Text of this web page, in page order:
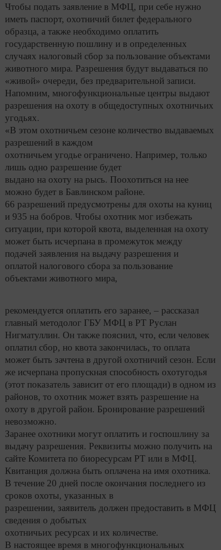
Чтобы подать заявление в МФЦ, при себе нужно
иметь паспорт, охотничий билет федерального
образца, а также необходимо оплатить
государственную пошлину и в определенных
случаях налоговый сбор за пользование объектами
животного мира. Разрешения будут выдаваться по
«живой» очереди, без предварительной записи.
Напомним, многофункциональные центры выдают
разрешения на охоту в общедоступных охотничьих
угодьях.
«В этом охотничьем сезоне количество выдаваемых
разрешений в каждом
охотничьем угодье ограничено. Например, только
лишь одно разрешение будет
выдано на охоту на рысь. Поохотиться на нее
можно будет в Бавлинском районе.
66 разрешений предусмотрены для охоты на куниц
и 935 на бобров. Чтобы охотник мог избежать
ситуации, при которой квота, выделенная на охоту
может быть исчерпана в промежуток между
подачей заявления на выдачу разрешения и
оплатой налогового сбора за пользование
объектами животного мира,
рекомендуется оплатить его заранее, – рассказал
главный методолог ГБУ МФЦ в РТ Руслан
Нигматуллин. Он также пояснил, что, если человек
оплатил сбор, но квота закончилась, то оплата
может быть зачтена в другой охотничий сезон. Если
же исчерпана пропускная способность охотугодья
(этот показатель зависит от его площади) в одном из
районов, то охотник может взять разрешение на
охоту в другой район. Бронирование разрешений
невозможно.
Заранее охотники могут оплатить и госпошлину за
выдачу разрешения. Реквизиты можно получить на
сайте Комитета по биоресурсам РТ или в МФЦ.
Квитанция должна быть оплачена на имя охотника.
В течение 20 дней после окончания последнего из
сроков охоты, указанных в
разрешении, заявитель должен предоставить в МФЦ
сведения о добытых
охотничьих ресурсах и их количестве.
В настоящее время в многофункциональных